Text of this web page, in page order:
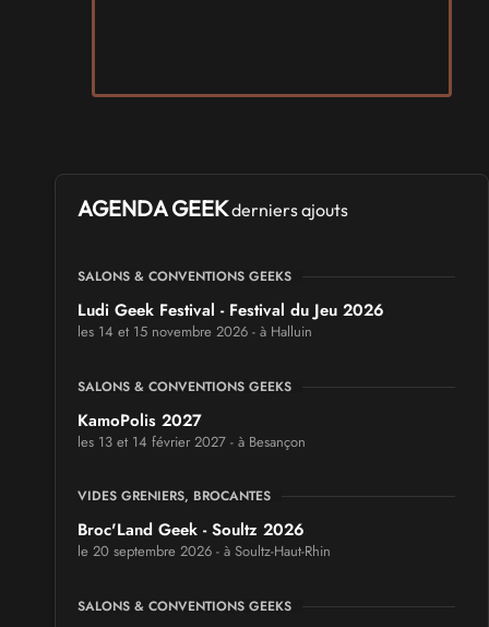
AGENDA GEEKderniers ajouts
SALONS & CONVENTIONS GEEKS
Ludi Geek Festival - Festival du Jeu 2026
les 14 et 15 novembre 2026 - à Halluin
SALONS & CONVENTIONS GEEKS
KamoPolis 2027
les 13 et 14 février 2027 - à Besançon
VIDES GRENIERS, BROCANTES
Broc'Land Geek - Soultz 2026
le 20 septembre 2026 - à Soultz-Haut-Rhin
SALONS & CONVENTIONS GEEKS